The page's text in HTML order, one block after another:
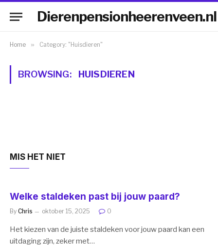
Dierenpensionheerenveen.nl
Home » Category: "Huisdieren"
BROWSING: HUISDIEREN
MIS HET NIET
Welke staldeken past bij jouw paard?
By Chris oktober 15, 2025 0
Het kiezen van de juiste staldeken voor jouw paard kan een
uitdaging zijn, zeker met…